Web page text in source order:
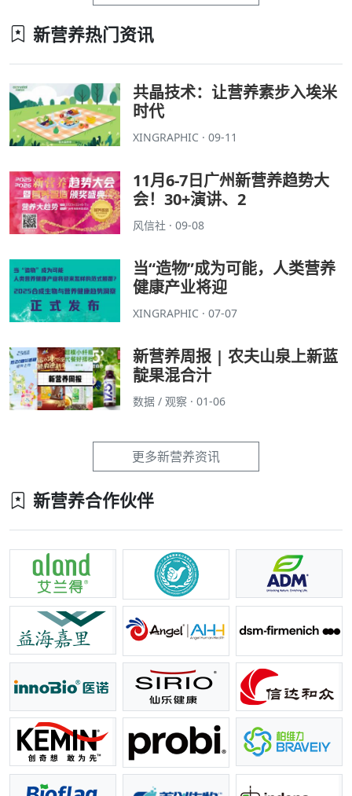
新营养热门资讯
共晶技术：让营养素步入埃米
时代
XINGRAPHIC · 09-11
11月6-7日广州新营养趋势大
会！30+演讲、2
风信社 · 09-08
当“造物”成为可能，人类营养
健康产业将迎
XINGRAPHIC · 07-07
新营养周报 | 农夫山泉上新蓝
靛果混合汁
数据 / 观察 · 01-06
更多新营养资讯
新营养合作伙伴